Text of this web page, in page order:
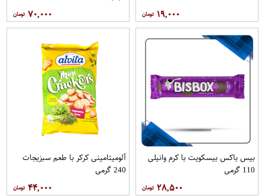
۱۹,۰۰۰ ۷۰,۰۰۰
بیس باکس بیسکویت با کرم وانیلی
110 گرمی
۲۸,۵۰۰
آلومیتامینی کرکر با طعم سبزیجات
240 گرمی
۴۴,۰۰۰